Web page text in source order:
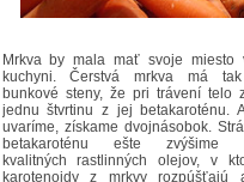
Mrkva by mala mať svoje miesto
kuchyni. Čerstvá mrkva má
bunkové steny, že pri trávení telo
jednu štvrtinu z jej betakaroténu.
uvaríme, získame dvojnásobok.
betakaroténu ešte zvýšime
kvalitných rastlinných olejov, v
karotenoidy z mrkvy rozpúšťajú